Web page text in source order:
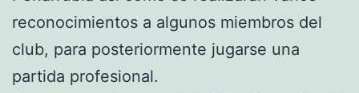
reconocimientos a algunos miembros del
club, para posteriormente jugarse una
partida profesional.